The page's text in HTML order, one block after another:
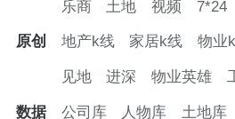
乐商 土地 视频 7*24
原创 地产k线 家居k线 物业
见地 进深 物业英雄
数据 公司库 人物库 土地库